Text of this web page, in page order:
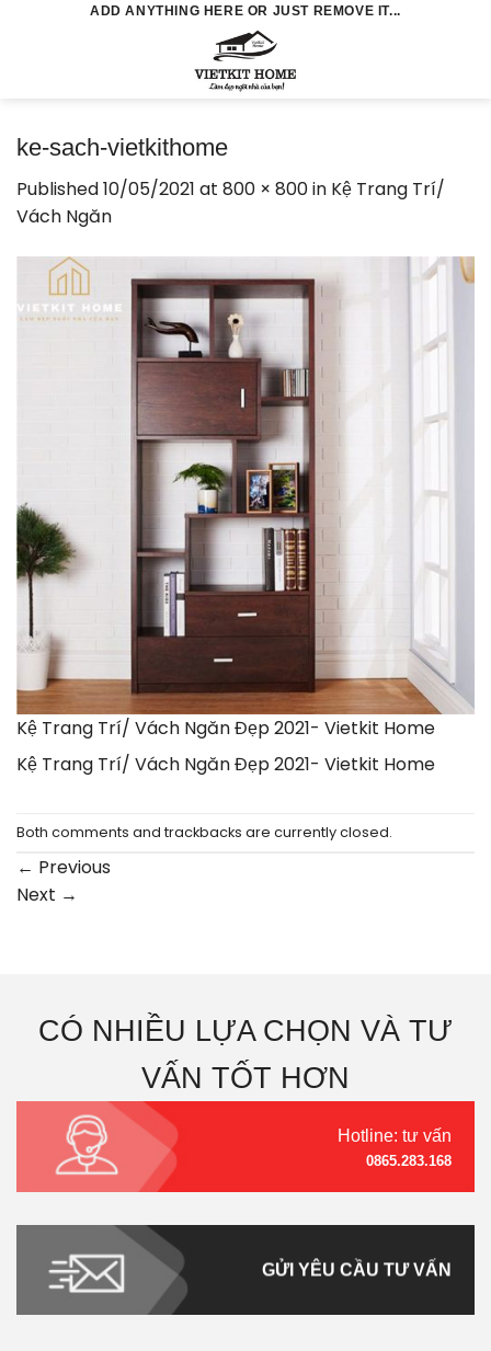
ADD ANYTHING HERE OR JUST REMOVE IT...
ke-sach-vietkithome
Published10/05/2021 at 800 × 800in Kệ Trang Trí/
Vách Ngăn
Kệ Trang Trí/ Vách Ngăn Đẹp 2021- Vietkit Home
Kệ Trang Trí/ Vách Ngăn Đẹp 2021- Vietkit Home
Both comments and trackbacks are currently closed.
← Previous
Next →
CÓ NHIỀU LỰA CHỌN VÀ TƯ
VẤN TỐT HƠN
Hotline: tư vấn
0865.283.168
GỬI YÊU CẦU TƯ VẤN